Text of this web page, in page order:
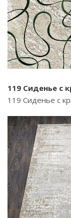
119 Сиденье с
119 Сиденье с